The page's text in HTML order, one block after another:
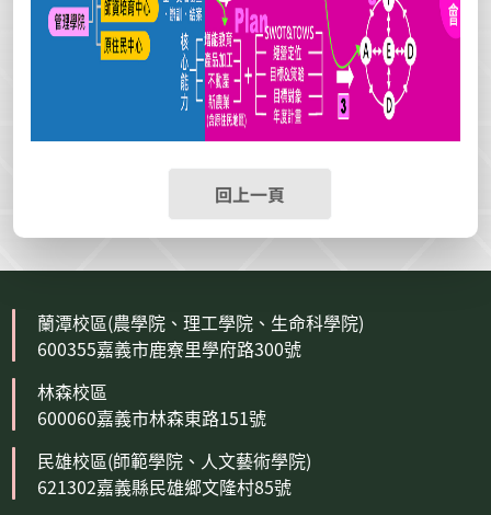
回上一頁
蘭潭校區(農學院、理工學院、生命科學院)
600355嘉義市鹿寮里學府路300號
林森校區
600060嘉義市林森東路151號
民雄校區(師範學院、人文藝術學院)
621302嘉義縣民雄鄉文隆村85號